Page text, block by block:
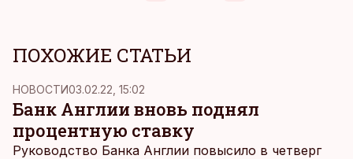
ПОХОЖИЕ СТАТЬИ
НОВОСТИ03.02.22, 15:02
Банк Англии вновь поднял
процентную ставку
Руководство Банка Англии повысило в четверг